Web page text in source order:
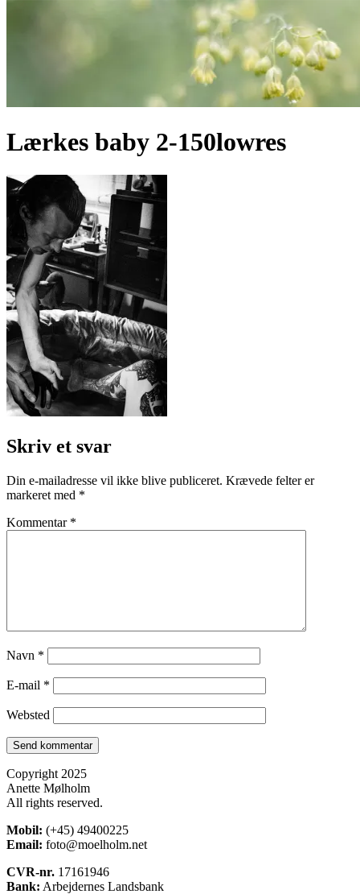
Lærkes baby 2-150lowres
Skriv et svar
Din e-mailadresse vil ikke blive publiceret. Krævede felter er
markeret med *
Kommentar *
Navn *
E-mail *
Websted
Copyright 2025
Anette Mølholm
All rights reserved.
Mobil: (+45) 49400225
Email: foto@moelholm.net
CVR-nr. 17161946
Bank: Arbejdernes Landsbank